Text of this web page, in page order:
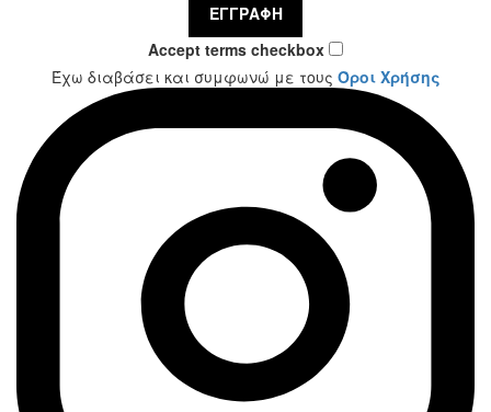
ΕΓΓΡΑΦΉ
Accept terms checkbox
Έχω διαβάσει και συμφωνώ με τους Όροι Χρήσης